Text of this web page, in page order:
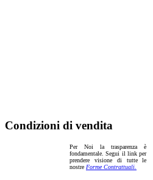
Condizioni di vendita
Per Noi la trasparenza è
fondamentale. Segui il link per
prendere visione di tutte le
nostre Forme Contrattuali.